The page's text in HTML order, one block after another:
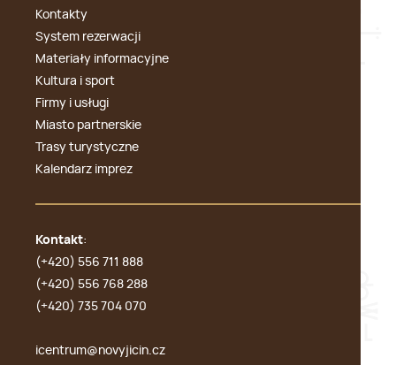
Kontakty
System rezerwacji
Materiały informacyjne
Kultura i sport
Firmy i usługi
Miasto partnerskie
Trasy turystyczne
Kalendarz imprez
Kontakt:
(+420) 556 711 888
(+420) 556 768 288
(+420) 735 704 070
icentrum@novyjicin.cz